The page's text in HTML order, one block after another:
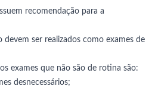
recomendação para a
devem ser realizados como exames de
exames que não são de rotina são:
desnecessários;